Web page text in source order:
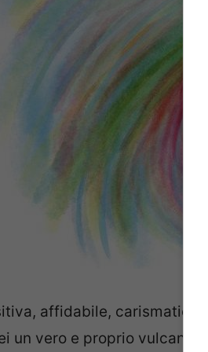
affidabile, carismatica,
un vero e proprio vulcano